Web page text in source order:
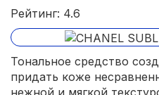
Рейтинг: 4.6
Тональное средство
придать коже
нежной и мягкой